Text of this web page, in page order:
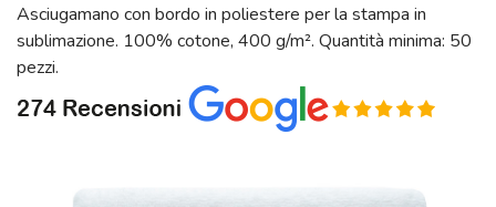
Asciugamano con bordo in poliestere per la stampa in
sublimazione. 100% cotone, 400 g/m². Quantità minima: 50
pezzi.